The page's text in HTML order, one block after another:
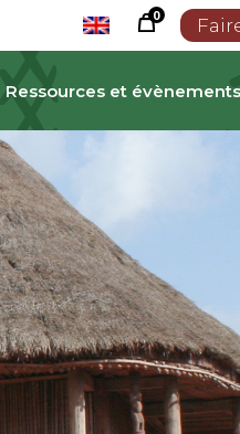
0
Ressources et évènements